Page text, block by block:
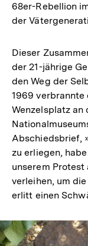
68er-Rebellion
der
Dieser
der 21-jährige
den Weg der
1969 verbrannte
Wenzelsplatz an
Abschiedsbrief,
zu erliegen,
unserem Protest
verleihen, um
erlitt einen